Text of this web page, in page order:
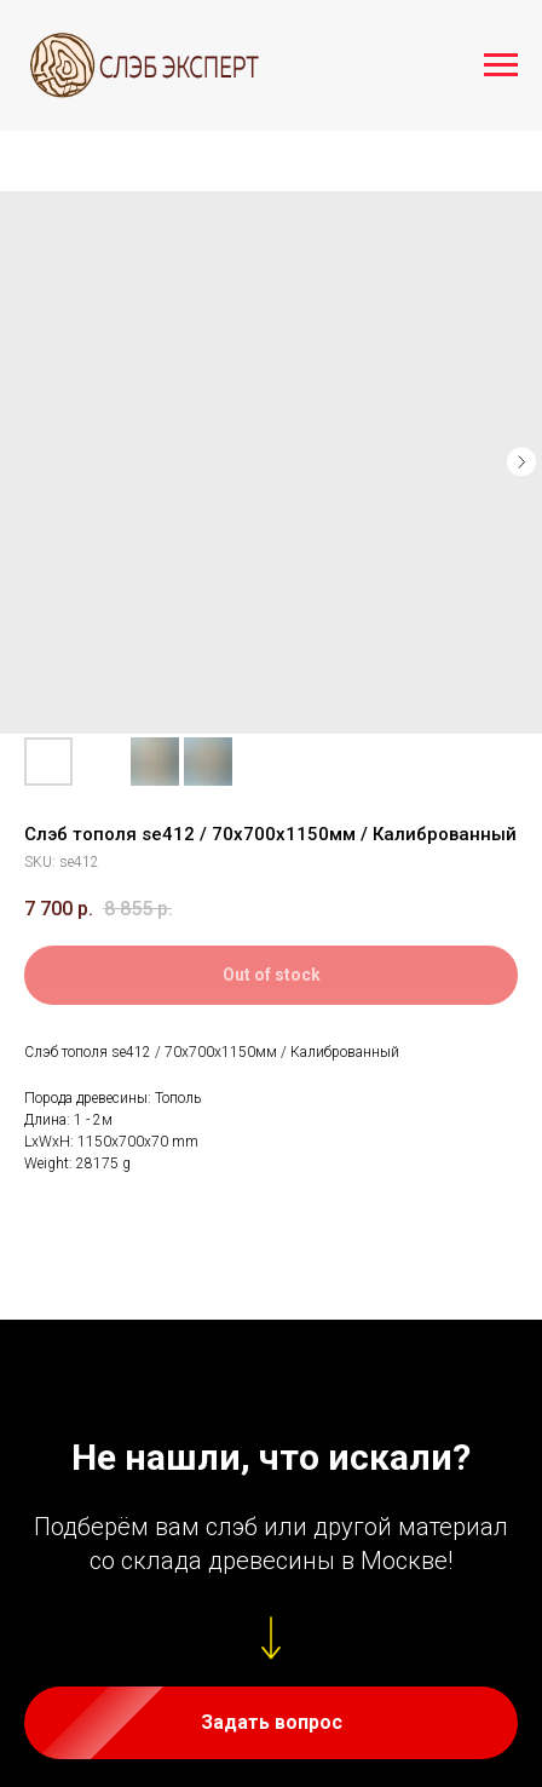
Слэб тополя se412 / 70х700х1150мм / Калиброванный
SKU: se412
7 700 р. 8 855 р.
Out of stock
Слэб тополя se412 / 70х700х1150мм / Калиброванный
Порода древесины: Тополь
Длина: 1 - 2м
LxWxH: 1150x700x70 mm
Weight: 28175 g
Не нашли, что искали?
Подберём вам слэб или другой материал
со склада древесины в Москве!
Задать вопрос